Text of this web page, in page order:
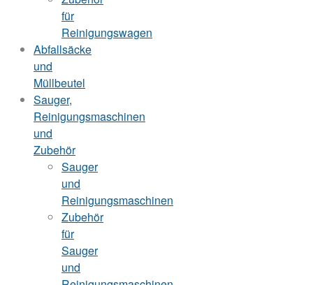
für
Reinigungswagen
Abfallsäcke
und
Müllbeutel
Sauger,
Reinigungsmaschinen
und
Zubehör
Sauger
und
Reinigungsmaschinen
Zubehör
für
Sauger
und